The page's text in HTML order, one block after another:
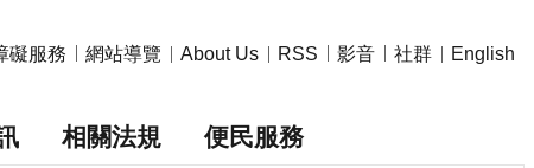
礙服務 網站導覽 About Us RSS 影音 社群 English
相關法規 便民服務